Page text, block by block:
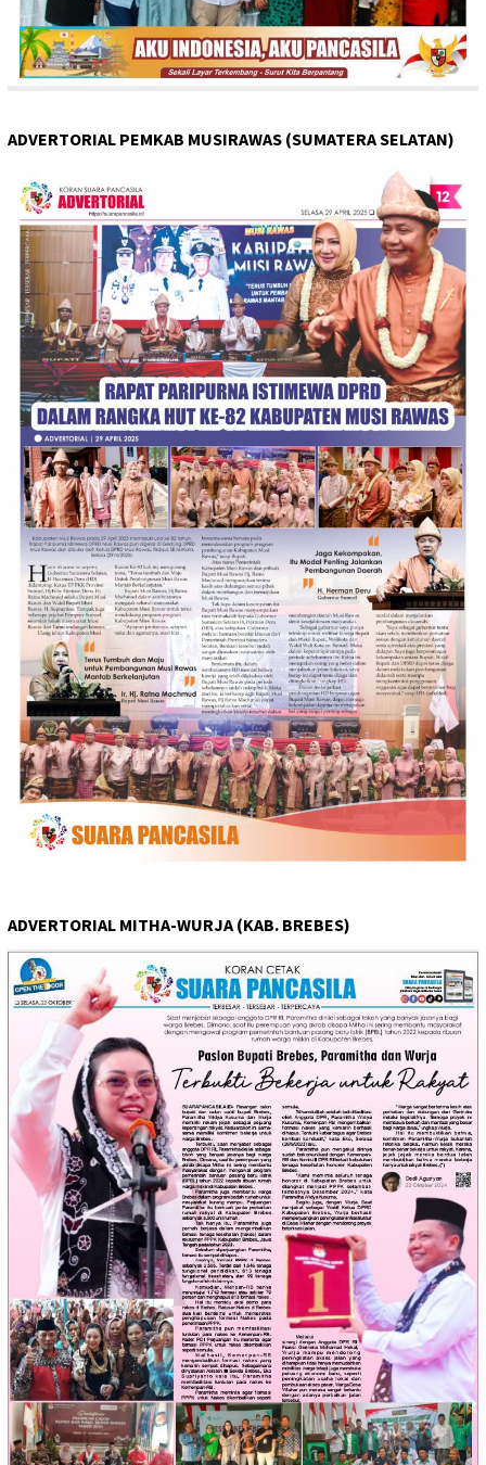
ADVERTORIAL PEMKAB MUSIRAWAS (SUMATERA SELATAN)
ADVERTORIAL MITHA-WURJA (KAB. BREBES)